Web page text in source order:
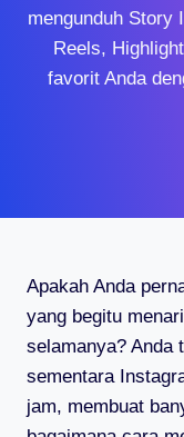
mengunduh Story
Reels,
favorit Anda
Apakah Anda
yang begitu
selamanya? Anda
sementara
jam, membuat